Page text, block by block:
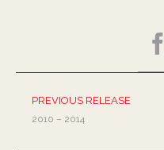
PREVIOUS RELEASE
2010 – 2014